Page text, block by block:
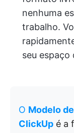
nenhuma
trabalho.
seu espaço
O Modelo
ClickUp é a